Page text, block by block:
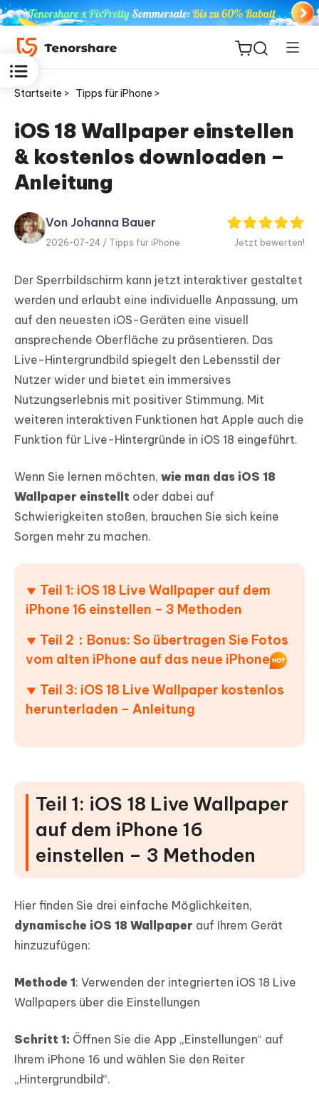
ReiBoot
for iOS
PDNob
PDF
Editor
Neu
iAnyGo
Startseite > Tipps für iPhone >
iOS 18 Wallpaper einstellen
& kostenlos downloaden –
Anleitung
Von Johanna Bauer
2026-07-24 / Tipps für iPhone Jetzt bewerten!
Der Sperrbildschirm kann jetzt interaktiver gestaltet
werden und erlaubt eine individuelle Anpassung, um
auf den neuesten iOS-Geräten eine visuell
ansprechende Oberfläche zu präsentieren. Das
Live-Hintergrundbild spiegelt den Lebensstil der
Nutzer wider und bietet ein immersives
Nutzungserlebnis mit positiver Stimmung. Mit
weiteren interaktiven Funktionen hat Apple auch die
Funktion für Live-Hintergründe in iOS 18 eingeführt.
Wenn Sie lernen möchten, wie man das iOS 18
Wallpaper einstellt oder dabei auf
Schwierigkeiten stoßen, brauchen Sie sich keine
Sorgen mehr zu machen.
Teil 1: iOS 18 Live Wallpaper auf dem
iPhone 16 einstellen – 3 Methoden
Teil 2：Bonus: So übertragen Sie Fotos
vom alten iPhone auf das neue iPhone
Teil 3: iOS 18 Live Wallpaper kostenlos
herunterladen – Anleitung
Teil 1: iOS 18 Live Wallpaper
auf dem iPhone 16
einstellen – 3 Methoden
Hier finden Sie drei einfache Möglichkeiten,
dynamische iOS 18 Wallpaper auf Ihrem Gerät
hinzuzufügen:
Methode 1: Verwenden der integrierten iOS 18 Live
Wallpapers über die Einstellungen
Schritt 1: Öffnen Sie die App „Einstellungen“ auf
Ihrem iPhone 16 und wählen Sie den Reiter
„Hintergrundbild“.